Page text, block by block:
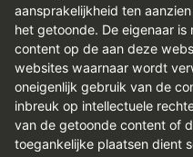
aansprakelijkheid ten
het getoonde. De eigenaar
content op de aan deze
websites waarnaar wordt
oneigenlijk gebruik van de
inbreuk op intellectuele
van de getoonde content of
toegankelijke plaatsen dient